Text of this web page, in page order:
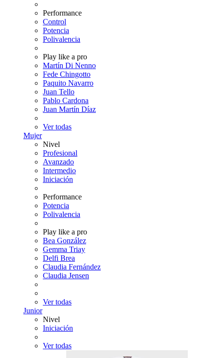
Performance
Control
Potencia
Polivalencia
Play like a pro
Martín Di Nenno
Fede Chingotto
Paquito Navarro
Juan Tello
Pablo Cardona
Juan Martín Díaz
Ver todas
Mujer
Nivel
Profesional
Avanzado
Intermedio
Iniciación
Performance
Potencia
Polivalencia
Play like a pro
Bea González
Gemma Triay
Delfi Brea
Claudia Fernández
Claudia Jensen
Ver todas
Junior
Nivel
Iniciación
Ver todas